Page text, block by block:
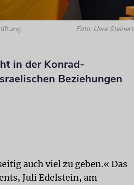
Foto: Uwe Steinert
in der Konrad-
Beziehungen
auch viel zu geben.« Das
Juli Edelstein, am